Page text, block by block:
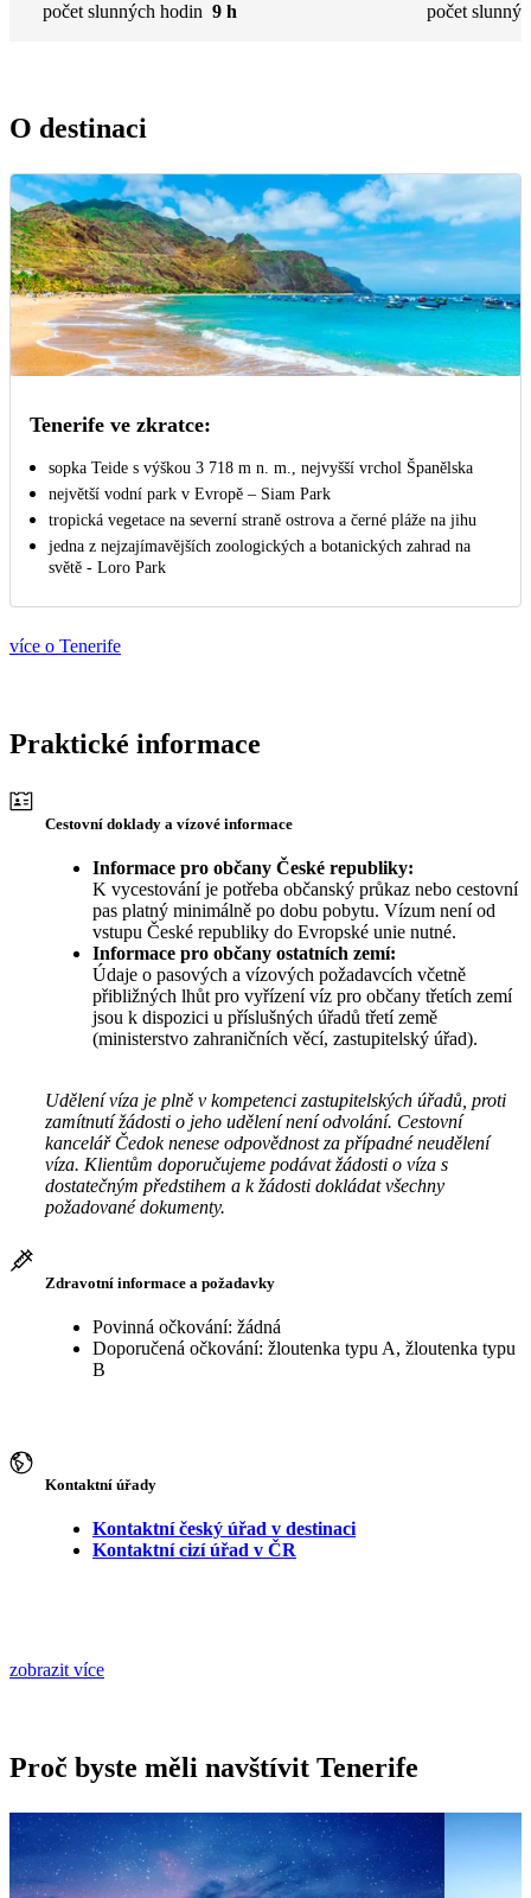
počet slunných hodin 9 h
počet
O destinaci
Tenerife ve zkratce:
sopka Teide s výškou 3 718 m n. m., nejvyšší vrchol Španělska
největší vodní park v Evropě – Siam Park
tropická vegetace na severní straně ostrova a černé pláže na jihu
jedna z nejzajímavějších zoologických a botanických zahrad na
světě - Loro Park
více o Tenerife
Praktické informace
Cestovní doklady a vízové informace
Informace pro občany České republiky:
K vycestování je potřeba občanský průkaz nebo cestovní
pas platný minimálně po dobu pobytu. Vízum není od
vstupu České republiky do Evropské unie nutné.
Informace pro občany ostatních zemí:
Údaje o pasových a vízových požadavcích včetně
přibližných lhůt pro vyřízení víz pro občany třetích zemí
jsou k dispozici u příslušných úřadů třetí země
(ministerstvo zahraničních věcí, zastupitelský úřad).
Udělení víza je plně v kompetenci zastupitelských úřadů, proti
zamítnutí žádosti o jeho udělení není odvolání. Cestovní
kancelář Čedok nenese odpovědnost za případné neudělení
víza. Klientům doporučujeme podávat žádosti o víza s
dostatečným předstihem a k žádosti dokládat všechny
požadované dokumenty.
Zdravotní informace a požadavky
Povinná očkování: žádná
Doporučená očkování: žloutenka typu A, žloutenka typu
B
Kontaktní úřady
Kontaktní český úřad v destinaci
Kontaktní cizí úřad v ČR
zobrazit více
Proč byste měli navštívit Tenerife